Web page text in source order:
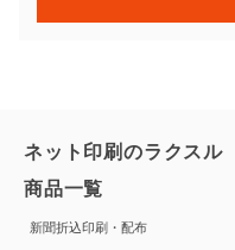
ネット印刷のラクスル
商品一覧
新聞折込印刷・配布